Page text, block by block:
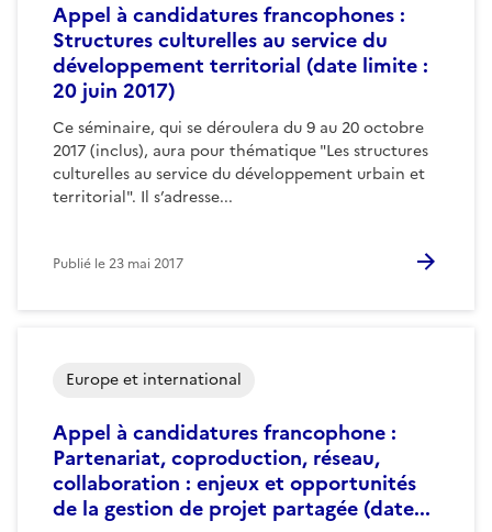
Appel à candidatures francophones :
Structures culturelles au service du
développement territorial (date limite :
20 juin 2017)
Ce séminaire, qui se déroulera du 9 au 20 octobre
2017 (inclus), aura pour thématique "Les structures
culturelles au service du développement urbain et
territorial". Il s’adresse...
Publié le23 mai 2017
Appel à candidatures francophone :
Partenariat, coproduction, réseau,
collaboration : enjeux et opportunités
de la gestion de projet partagée (date...
Europe et international